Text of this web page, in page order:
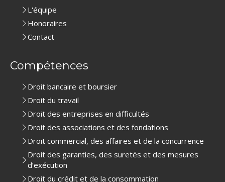
L'équipe
Honoraires
Contact
Compétences
Droit bancaire et boursier
Droit du travail
Droit des entreprises en difficultés
Droit des associations et des fondations
Droit commercial, des affaires et de la concurrence
Droit des garanties, des suretés et des mesures
d’exécution
Droit du crédit et de la consommation